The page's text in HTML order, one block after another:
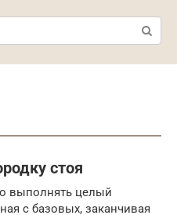
стоя
выполнять целый
с базовых, заканчивая